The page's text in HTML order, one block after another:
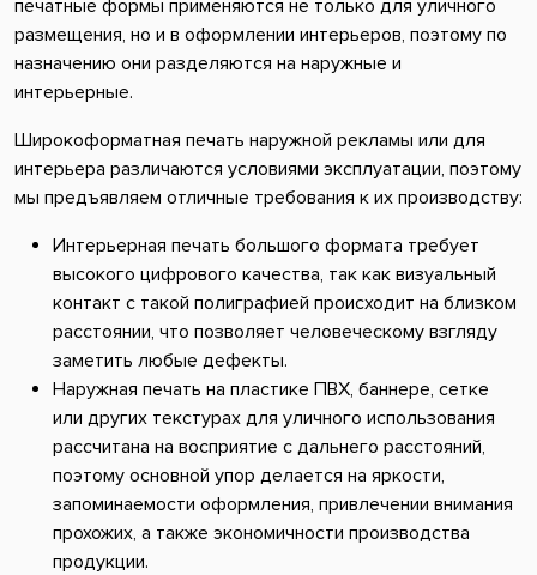
печатные формы применяются не только для уличного
размещения, но и в оформлении интерьеров, поэтому по
назначению они разделяются на наружные и
интерьерные.
Широкоформатная печать наружной рекламы или для
интерьера различаются условиями эксплуатации, поэтому
мы предъявляем отличные требования к их производству:
Интерьерная печать большого формата требует
высокого цифрового качества, так как визуальный
контакт с такой полиграфией происходит на близком
расстоянии, что позволяет человеческому взгляду
заметить любые дефекты.
Наружная печать на пластике ПВХ, баннере, сетке
или других текстурах для уличного использования
рассчитана на восприятие с дальнего расстояний,
поэтому основной упор делается на яркости,
запоминаемости оформления, привлечении внимания
прохожих, а также экономичности производства
продукции.